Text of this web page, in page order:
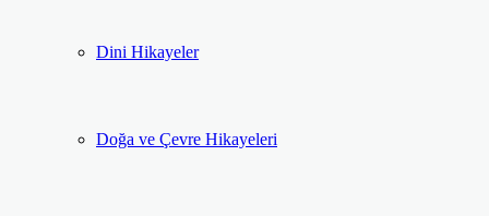
Dini Hikayeler
Doğa ve Çevre Hikayeleri